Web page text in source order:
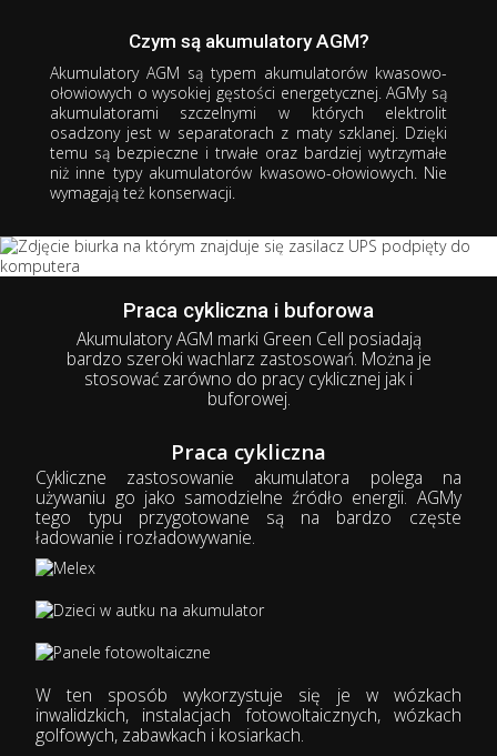
AkumulatorAGM
Serce Twoich urządzeń
wydajniejsze niż kiedykolwiek
5+ lat żywotności
Gwarancja bezpieczeństwa
Praca w różnych pozycjach
Wysoka wydajność prądowa
Bezobsługowy
Czym są akumulatory AGM?
Akumulatory AGM są typem akumulatorów kwasowo-
ołowiowych o wysokiej gęstości energetycznej. AGMy są
akumulatorami szczelnymi w których elektrolit
osadzony jest w separatorach z maty szklanej. Dzięki
temu są bezpieczne itrwałe oraz bardziej wytrzymałe
niż inne typy akumulatorów kwasowo-ołowiowych. Nie
wymagają też konserwacji.
AkumulatoryAGM świetnie sprawdzają się m.in. w:
w instalacjach fotowoltaicznych,
systemach alarmowych i przeciwpożarowych,
mniejszych pojazdach (np. wózkach golfowych, widłowych,
inwalidzkich, quadach)
dziecięcych zabawkach akumulatorowych.
Praca cykliczna i buforowa
Akumulatory AGM marki Green Cell posiadają
bardzo szeroki wachlarz zastosowań. Można je
stosować zarówno do pracy cyklicznej jak i
buforowej.
Praca cykliczna
Cykliczne zastosowanie akumulatora polega na
używaniu go jako samodzielne źródło energii. AGMy
tego typu przygotowane są na bardzo częste
ładowanie i rozładowywanie.
W ten sposób wykorzystuje się je w wózkach
inwalidzkich, instalacjach fotowoltaicznych, wózkach
golfowych, zabawkach i kosiarkach.